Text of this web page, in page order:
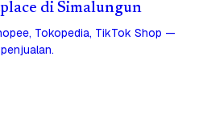
di Simalungun
Tokopedia, TikTok Shop —